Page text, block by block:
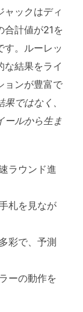
ャックはディ
合計値が21を
す。ルーレッ
な結果をライ
ョンが豊富で
ではなく、
ールから生ま
ラウンド進
札を見なが
彩で、予測
ーの動作を